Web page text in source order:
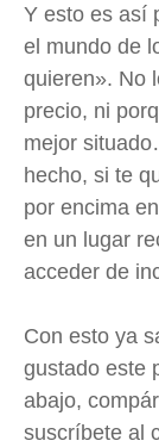
Y esto es así
el mundo de
quieren». No
precio, ni
mejor
hecho, si te
por encima
en un lugar
acceder de
Con esto ya
gustado este
abajo,
suscríbete al